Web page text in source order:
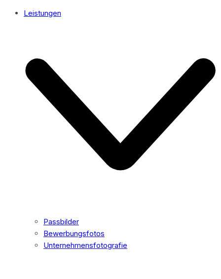
Leistungen
Passbilder
Bewerbungsfotos
Unternehmensfotografie